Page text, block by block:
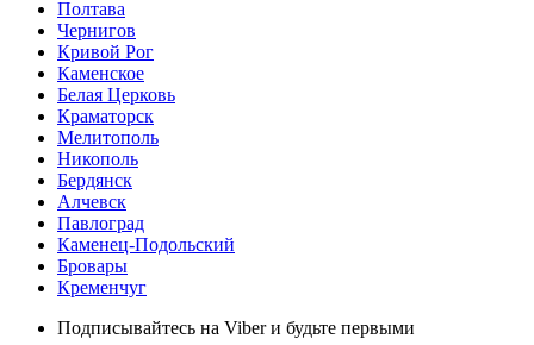
Полтава
Чернигов
Кривой Рог
Каменское
Белая Церковь
Краматорск
Мелитополь
Никополь
Бердянск
Алчевск
Павлоград
Каменец-Подольский
Бровары
Кременчуг
Подписывайтесь на Viber и будьте первыми